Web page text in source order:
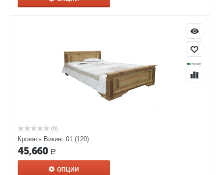
(0)
Кровать Викинг 01 (120)
45,660 Р
ОПЦИИ